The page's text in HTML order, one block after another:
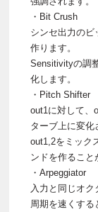
・Bit Crush
シンセ出力のビ
作ります。
Sensitivityの調
化します。
・Pitch Shifter
out1に対して、
ターブ上に変化
out1,2をミック
ンドを作ること
・Arpeggiator
入力と同じオク
周期を速くする